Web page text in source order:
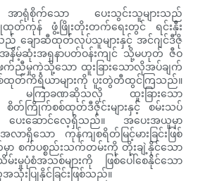
ရုံစိုက်သော ပေးသွင်းသူများသည်
တ်ကုန် ဖွံ့ဖြိုးတိုးတက်ရေးတွင် ရင်းနှီး
ချောဆီထုတ်လုပ်သူများနှင့် အင်ဂျင်ဒီဇို
၍ အနိမ့်ဆုံးအရှနာပတ်ဝန်းကျင် သို့မဟုတ် ဇီဝ
က်ညီမှုကဲ့သို့သော ထူးခြားသောလိုအပ်ချက်
ထုတ်ကိရိယာများကို ပူးတွဲတီထွင်ကြသည်။
ည် မကြာခဏဆိုသလို ထူးခြားသော
စိတ်ကြိုက်စစ်ထုတ်ဒီဇိုင်းများနှင့် စမ်းသပ်
ကို ပေးဆောင်လေ့ရှိသည်။ အပေးအယူမှာ
ာရှိသော ကုန်ကျစရိတ်မြင့်မားခြင်းဖြစ်
ာ စက်ပစ္စည်းသက်တမ်းကို တိုးချဲ့နိုင်သော
မှုပုံစံအသစ်များကို ဖြစ်ပေါ်စေနိုင်သော
းပြုနိုင်ခြင်းဖြစ်သည်။